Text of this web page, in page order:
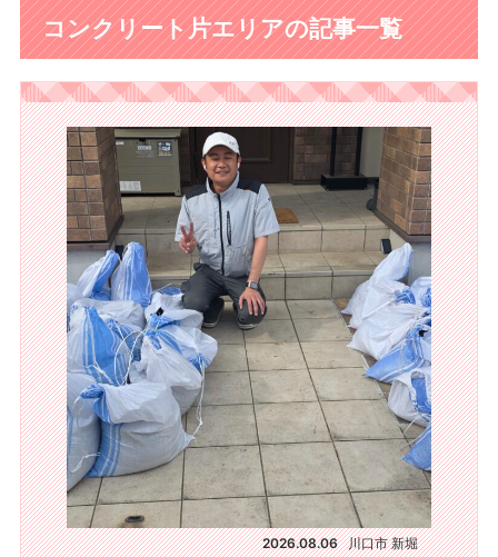
コンクリート片エリアの記事一覧
2026.08.06 川口市 新堀